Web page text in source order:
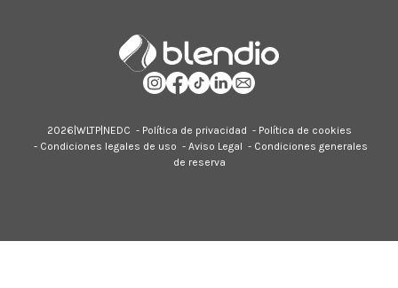
2026| WLTP| NEDC - Política de privacidad - Política de cookies
- Condiciones legales de uso - Aviso Legal - Condiciones generales
de reserva